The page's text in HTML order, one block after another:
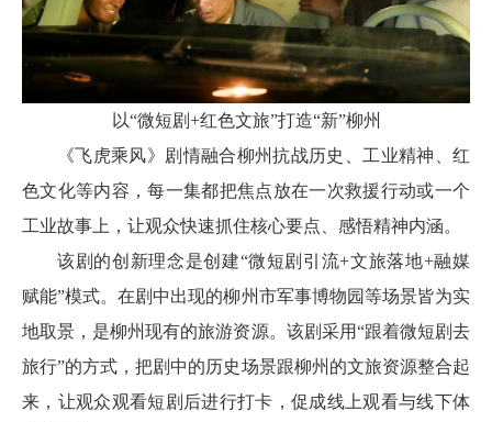
以“微短剧+红色文旅”打造“新”柳州
《飞虎乘风》剧情融合柳州抗战历史、工业精神、红
色文化等内容，每一集都把焦点放在一次救援行动或一个
工业故事上，让观众快速抓住核心要点、感悟精神内涵。
该剧的创新理念是创建“微短剧引流+文旅落地+融媒
赋能”模式。在剧中出现的柳州市军事博物园等场景皆为实
地取景，是柳州现有的旅游资源。该剧采用“跟着微短剧去
旅行”的方式，把剧中的历史场景跟柳州的文旅资源整合起
来，让观众观看短剧后进行打卡，促成线上观看与线下体